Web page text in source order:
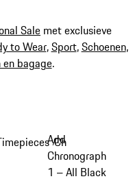
Sale met exclusieve
to Wear,Sport,Schoenen,
en bagage.
items
/Chronograph 1
Add
Chronograph
1 – All Black